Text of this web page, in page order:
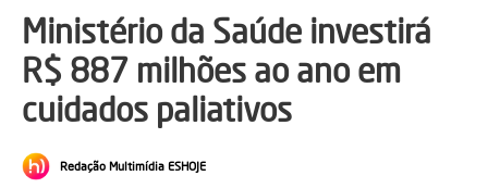
Ministério da Saúde investirá
R$ 887 milhões ao ano em
cuidados paliativos
Redação Multimídia ESHOJE